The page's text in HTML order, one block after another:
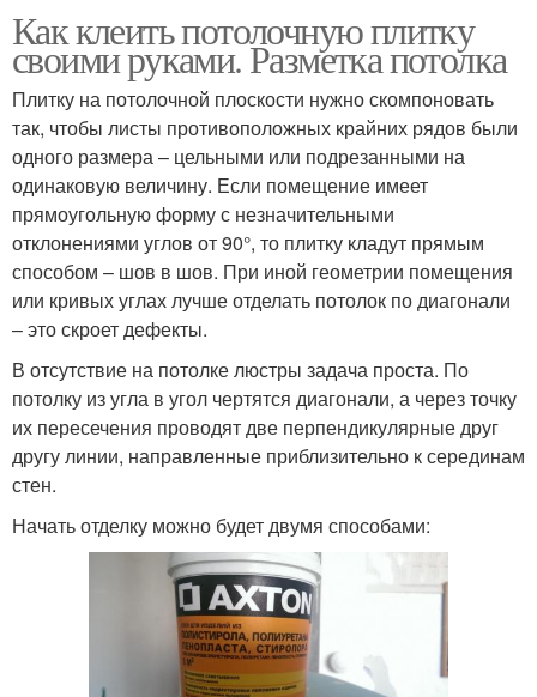
Как клеить потолочную плитку
своими руками. Разметка потолка
Плитку на потолочной плоскости нужно скомпоновать
так, чтобы листы противоположных крайних рядов были
одного размера – цельными или подрезанными на
одинаковую величину. Если помещение имеет
прямоугольную форму с незначительными
отклонениями углов от 90°, то плитку кладут прямым
способом – шов в шов. При иной геометрии помещения
или кривых углах лучше отделать потолок по диагонали
– это скроет дефекты.
В отсутствие на потолке люстры задача проста. По
потолку из угла в угол чертятся диагонали, а через точку
их пересечения проводят две перпендикулярные друг
другу линии, направленные приблизительно к серединам
стен.
Начать отделку можно будет двумя способами: